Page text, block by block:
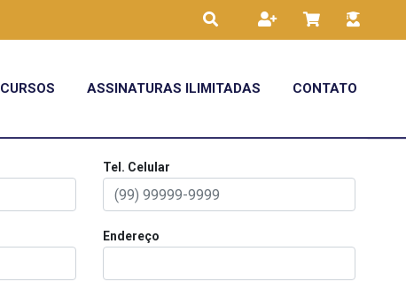
CURSOS ASSINATURAS ILIMITADAS CONTATO
Tel. Celular
Endereço